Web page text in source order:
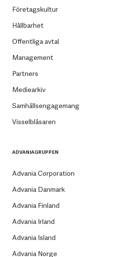
Företagskultur
Hållbarhet
Offentliga avtal
Management
Partners
Mediearkiv
Samhällsengagemang
Visselblåsaren
ADVANIAGRUPPEN
Advania Corporation
Advania Danmark
Advania Finland
Advania Irland
Advania Island
Advania Norge